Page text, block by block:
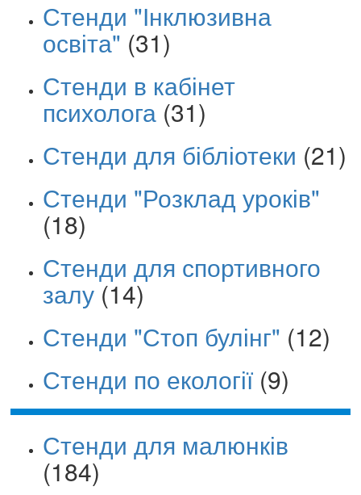
Стенди "Інклюзивна
освіта" (31)
Стенди в кабінет
психолога (31)
Стенди для бібліотеки (21)
Стенди "Розклад уроків"
(18)
Стенди для спортивного
залу(14)
Стенди "Стоп булінг" (12)
Стенди по екології (9)
Стенди для малюнків
(184)